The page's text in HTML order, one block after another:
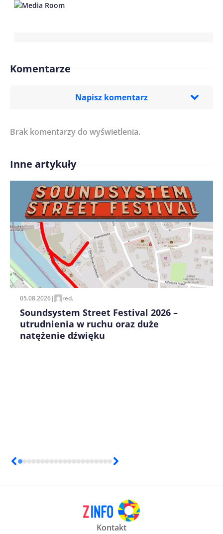
Komentarze
Napisz komentarz
Treść komentarza*
Imię/ Nick*
Zapamiętaj moje dane w tej przeglądarce podczas
pisania kolejnych komentarzy.
Brak komentarzy do wyświetlenia.
Inne artykuły
05.08.2026| red.
Soundsystem Street Festival 2026 –
utrudnienia w ruchu oraz duże
natężenie dźwięku
Kontakt